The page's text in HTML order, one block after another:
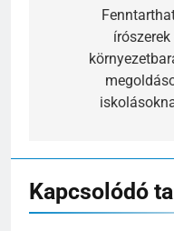
navigáció
írószerek
Kapcsolódó